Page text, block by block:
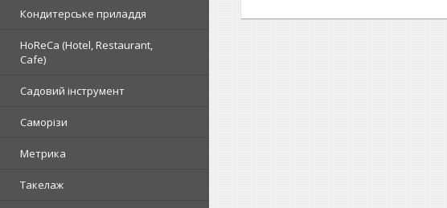
Кондитерське приладдя
HoReCa (Hotel, Restaurant,
Cafe)
Садовий інструмент
Саморізи
Метрика
Такелаж